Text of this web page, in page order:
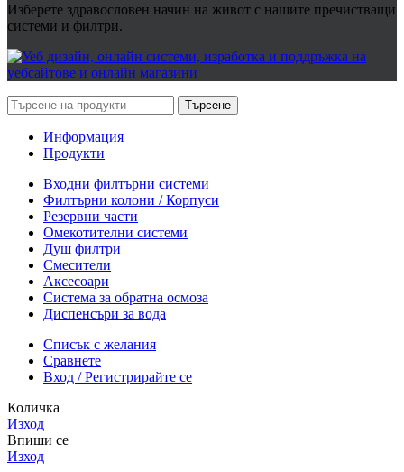
Изберете здравословен начин на живот с нашите пречистващи
системи и филтри.
Търсене
Информация
Продукти
Входни филтърни системи
Филтърни колони / Корпуси
Резервни части
Омекотителни системи
Душ филтри
Смесители
Аксесоари
Система за обратна осмоза
Диспенсъри за вода
Списък с желания
Сравнете
Вход / Регистрирайте се
Количка
Изход
Впиши се
Изход